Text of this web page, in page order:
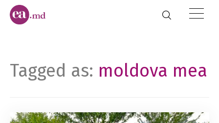
Tagged as: moldova mea